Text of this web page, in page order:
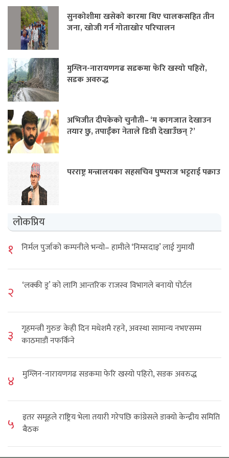
सुनकोशीमा खसेको कारमा थिए चालकसहित तीन
जना, खोजी गर्न गोताखोर परिचालन
मुग्लिन-नारायणगढ सडकमा फेरि खस्यो पहिरो,
सडक अवरुद्ध
अभिजीत दीपकेको चुनौती– ‘म कागजात देखाउन
तयार छु, तपाईंका नेताले डिग्री देखाउँछन् ?’
परराष्ट्र मन्त्रालयका सहसचिव पुष्पराज भट्टराई पक्राउ
लोकप्रिय
१ निर्मल पुर्जाको कम्पनीले भन्यो– हामीले ‘निम्सदाइ’ लाई गुमायौं
२ ‘लक्की ड्र’ को लागि आन्तरिक राजस्व विभागले बनायो पोर्टल
३
गृहमन्त्री गुरुङ केही दिन मधेशमै रहने, अवस्था सामान्य नभएसम्म
काठमाडौं नफर्किने
४ मुग्लिन-नारायणगढ सडकमा फेरि खस्यो पहिरो, सडक अवरुद्ध
५
इतर समूहले राष्ट्रिय भेला तयारी गरेपछि कांग्रेसले डाक्यो केन्द्रीय समिति
बैठक